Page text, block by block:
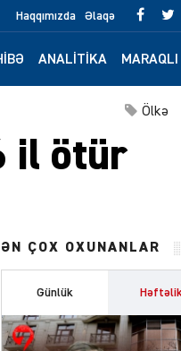
Haqqımızda Əlaqə
ANALITIKA MARAQLI
Ölkə
il ötür
ƏN ÇOX OXUNANLAR
Günlük